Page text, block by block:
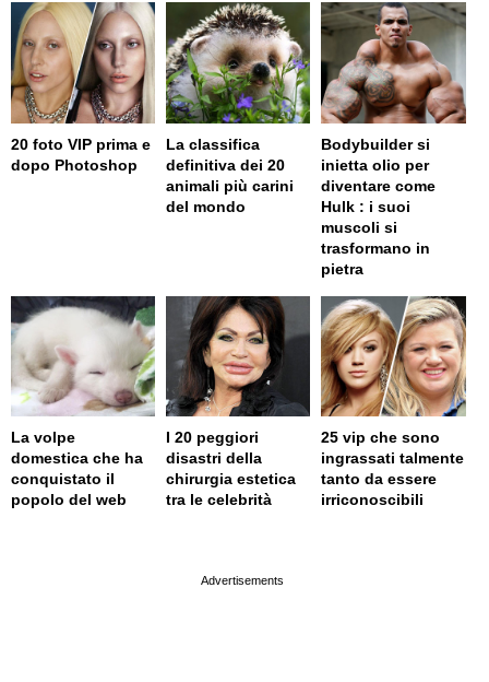
20 foto VIP prima e
dopo Photoshop
La classifica
definitiva dei 20
animali più carini
del mondo
Bodybuilder si
inietta olio per
diventare come
Hulk : i suoi
muscoli si
trasformano in
pietra
La volpe
domestica che ha
conquistato il
popolo del web
I 20 peggiori
disastri della
chirurgia estetica
tra le celebrità
25 vip che sono
ingrassati talmente
tanto da essere
irriconoscibili